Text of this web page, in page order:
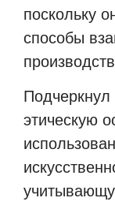
поскольку
способы
Подчеркнул
этическую